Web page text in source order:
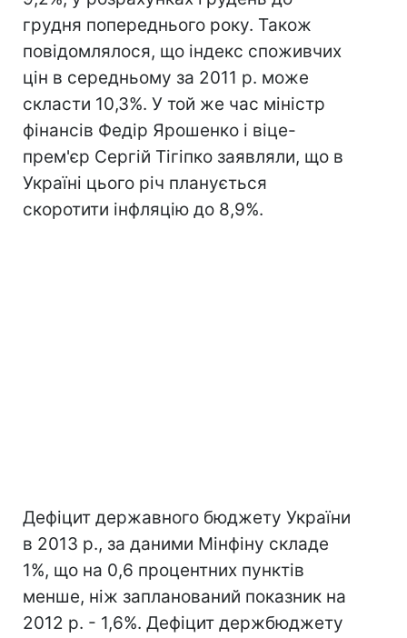
грудня попереднього року. Також
повідомлялося, що індекс споживчих
цін в середньому за 2011 р. може
скласти 10,3%. У той же час міністр
фінансів Федір Ярошенко і віце-
прем'єр Сергій Тігіпко заявляли, що в
Україні цього річ планується
скоротити інфляцію до 8,9%.
Дефіцит державного бюджету України
в 2013 р., за даними Мінфіну складе
1%, що на 0,6 процентних пунктів
менше, ніж запланований показник на
2012 р. - 1,6%. Дефіцит держбюджету